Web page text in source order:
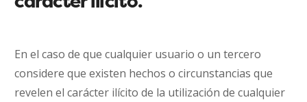
En el caso de que cualquier usuario o un tercero
considere que existen hechos o circunstancias que
revelen el carácter ilícito de la utilización de cualquier